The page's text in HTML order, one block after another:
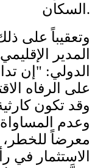
السكان.
وتعقيباً على
المدير
الدولي: "إن
على الرفاه
وقد تكون
وعدم
معرضاً
الاستثمار في